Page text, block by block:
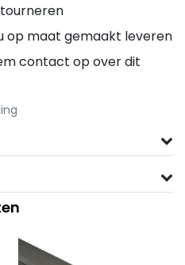
op maat gemaakt leveren
contact op over dit